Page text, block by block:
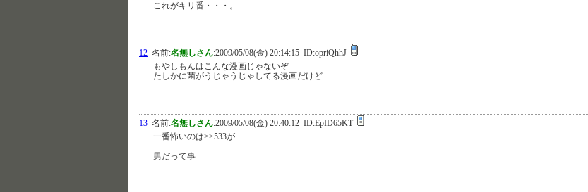
これがキリ番・・・。
12 名前:名無しさん:2009/05/08(金) 20:14:15 ID:opriQhhJ
もやしもんはこんな漫画じゃないぞ
たしかに菌がうじゃうじゃしてる漫画だけど
13 名前:名無しさん:2009/05/08(金) 20:40:12 ID:EpID65KT
一番怖いのは>>533が
男だって事